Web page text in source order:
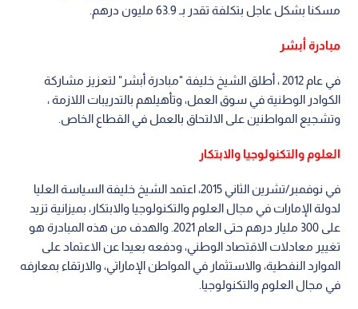
مسكنا بشكل عاجل بتكلفة تقدر بـ 63.9 مليون درهم.
مبادرة أبشر
في عام 2012 ، أطلق الشيخ خليفة "مبادرة أبشر" لتعزيز مشاركة
الكوادر الوطنية في سوق العمل، وتأهيلهم بالتدريبات اللازمة ،
وتشجيع المواطنين على الالتحاق بالعمل في القطاع الخاص.
العلوم والتكنولوجيا والابتكار
في نوفمبر/تشرين الثاني 2015، اعتمد الشيخ خليفة السياسة العليا
لدولة الإمارات في مجال العلوم والتكنولوجيا والابتكار، بميزانية تزيد
على 300 مليار درهم حتى العام 2021. والهدف من هذه المبادرة هو
تغيير معادلات الاقتصاد الوطني، ودفعه بعيدا عن الاعتماد على
الموارد النفطية، والاستثمار في المواطن الإماراتي، والارتقاء بمعارفه
في مجال العلوم والتكنولوجيا.